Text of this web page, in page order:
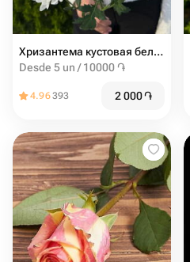
Хризантема кустовая белая
Desde 5 un / 10000 ֏
4.96393 2 000֏